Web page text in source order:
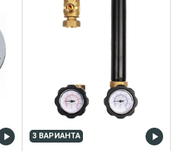
3 ВАРИАНТА